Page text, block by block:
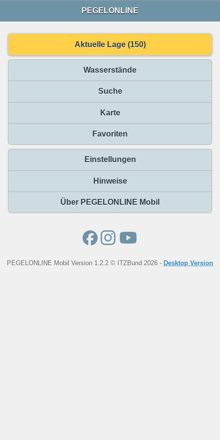
PEGELONLINE
Aktuelle Lage (150)
Wasserstände
Suche
Karte
Favoriten
Einstellungen
Hinweise
Über PEGELONLINE Mobil
PEGELONLINE Mobil Version 1.2.2 © ITZBund 2026 - Desktop Version